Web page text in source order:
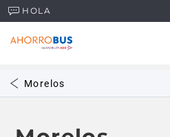
HOLA
Morelos